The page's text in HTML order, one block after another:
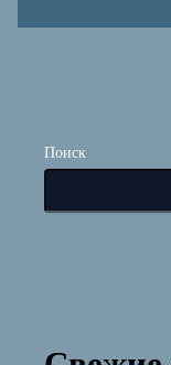
Поиск